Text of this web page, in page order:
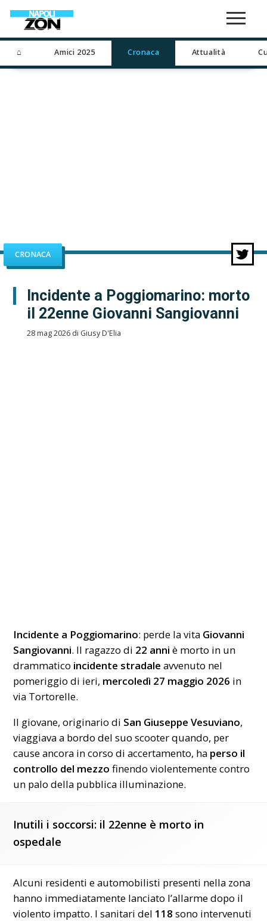
⌂ Amici 2025 Cronaca Attualità
CRONACA
Incidente a Poggiomarino: morto
il 22enne Giovanni Sangiovanni
28 mag 2026 di Giusy D'Elia
Incidente a Poggiomarino: perde la vita Giovanni
Sangiovanni. Il ragazzo di 22 anniè morto in un
drammatico incidente stradaleavvenuto nel
pomeriggio di ieri, mercoledì 27 maggio 2026 in
via Tortorelle.
Il giovane, originario di San Giuseppe Vesuviano,
viaggiava a bordo del suo scooter quando, per
cause ancora in corso di accertamento, ha perso il
controllo del mezzo finendo violentemente contro
un palo della pubblica illuminazione.
Inutili i soccorsi: il 22enne è morto in
ospedale
Alcuni residenti e automobilisti presenti nella zona
hanno immediatamente lanciato l’allarme dopo il
violento impatto. I sanitari del 118sono intervenuti